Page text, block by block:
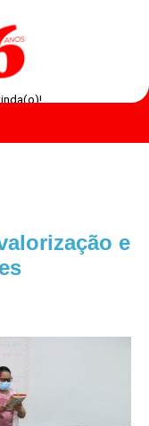
e